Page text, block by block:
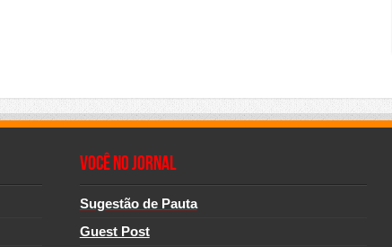
Você no Jornal
Sugestão de Pauta
Guest Post